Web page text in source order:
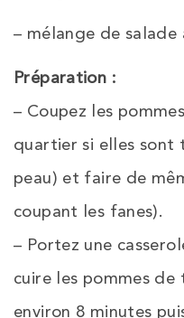
– mélange de salade
Préparation :
– Coupez les
quartier si elles sont
peau) et faire de
coupant les fanes).
– Portez une
cuire les pommes
environ 8 minutes